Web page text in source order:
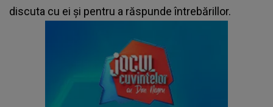
discuta cu ei și pentru a răspunde întrebărillor.